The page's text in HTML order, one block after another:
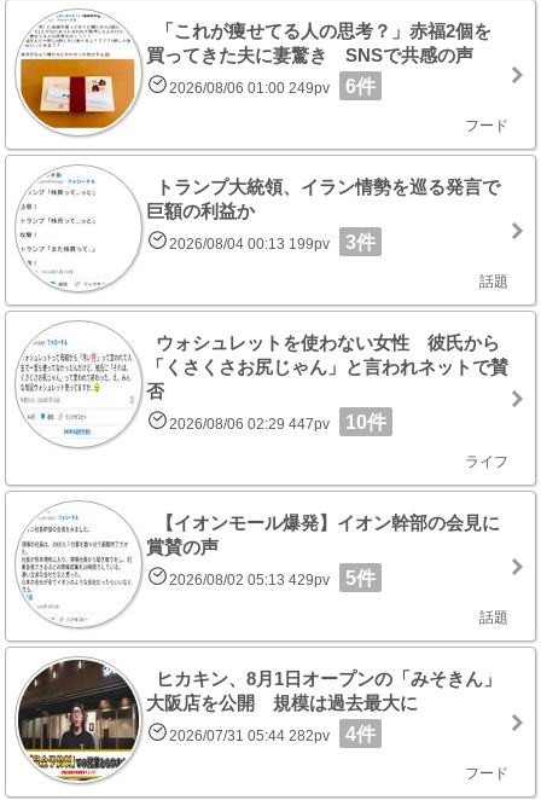
「これが痩せてる人の思考？」赤福2個を
買ってきた夫に妻驚き SNSで共感の声
2026/08/06 01:00 249pv 6件
フード
トランプ大統領、イラン情勢を巡る発言で
巨額の利益か
2026/08/04 00:13 199pv 3件
話題
ウォシュレットを使わない女性 彼氏から
「くさくさお尻じゃん」と言われネットで賛
否
2026/08/06 02:29 447pv 10件
ライフ
【イオンモール爆発】イオン幹部の会見に
賞賛の声
2026/08/02 05:13 429pv 5件
話題
ヒカキン、8月1日オープンの「みそきん」
大阪店を公開 規模は過去最大に
2026/07/31 05:44 282pv 4件
フード